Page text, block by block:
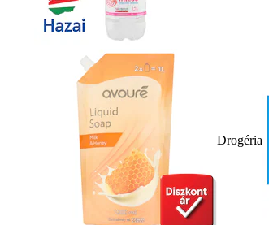
Drogéria